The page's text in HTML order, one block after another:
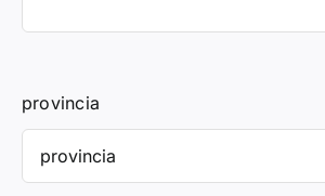
provincia